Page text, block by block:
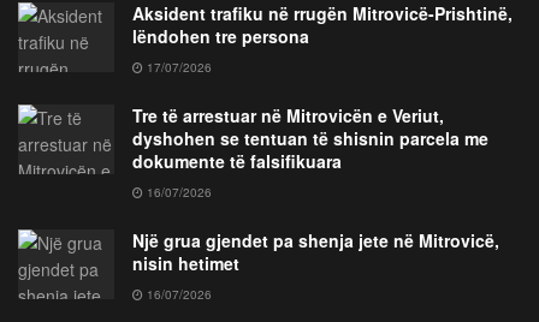
Aksident trafiku në rrugën Mitrovicë-Prishtinë,
lëndohen tre persona
17/07/2026
Tre të arrestuar në Mitrovicën e Veriut,
dyshohen se tentuan të shisnin parcela me
dokumente të falsifikuara
16/07/2026
Një grua gjendet pa shenja jete në Mitrovicë,
nisin hetimet
16/07/2026